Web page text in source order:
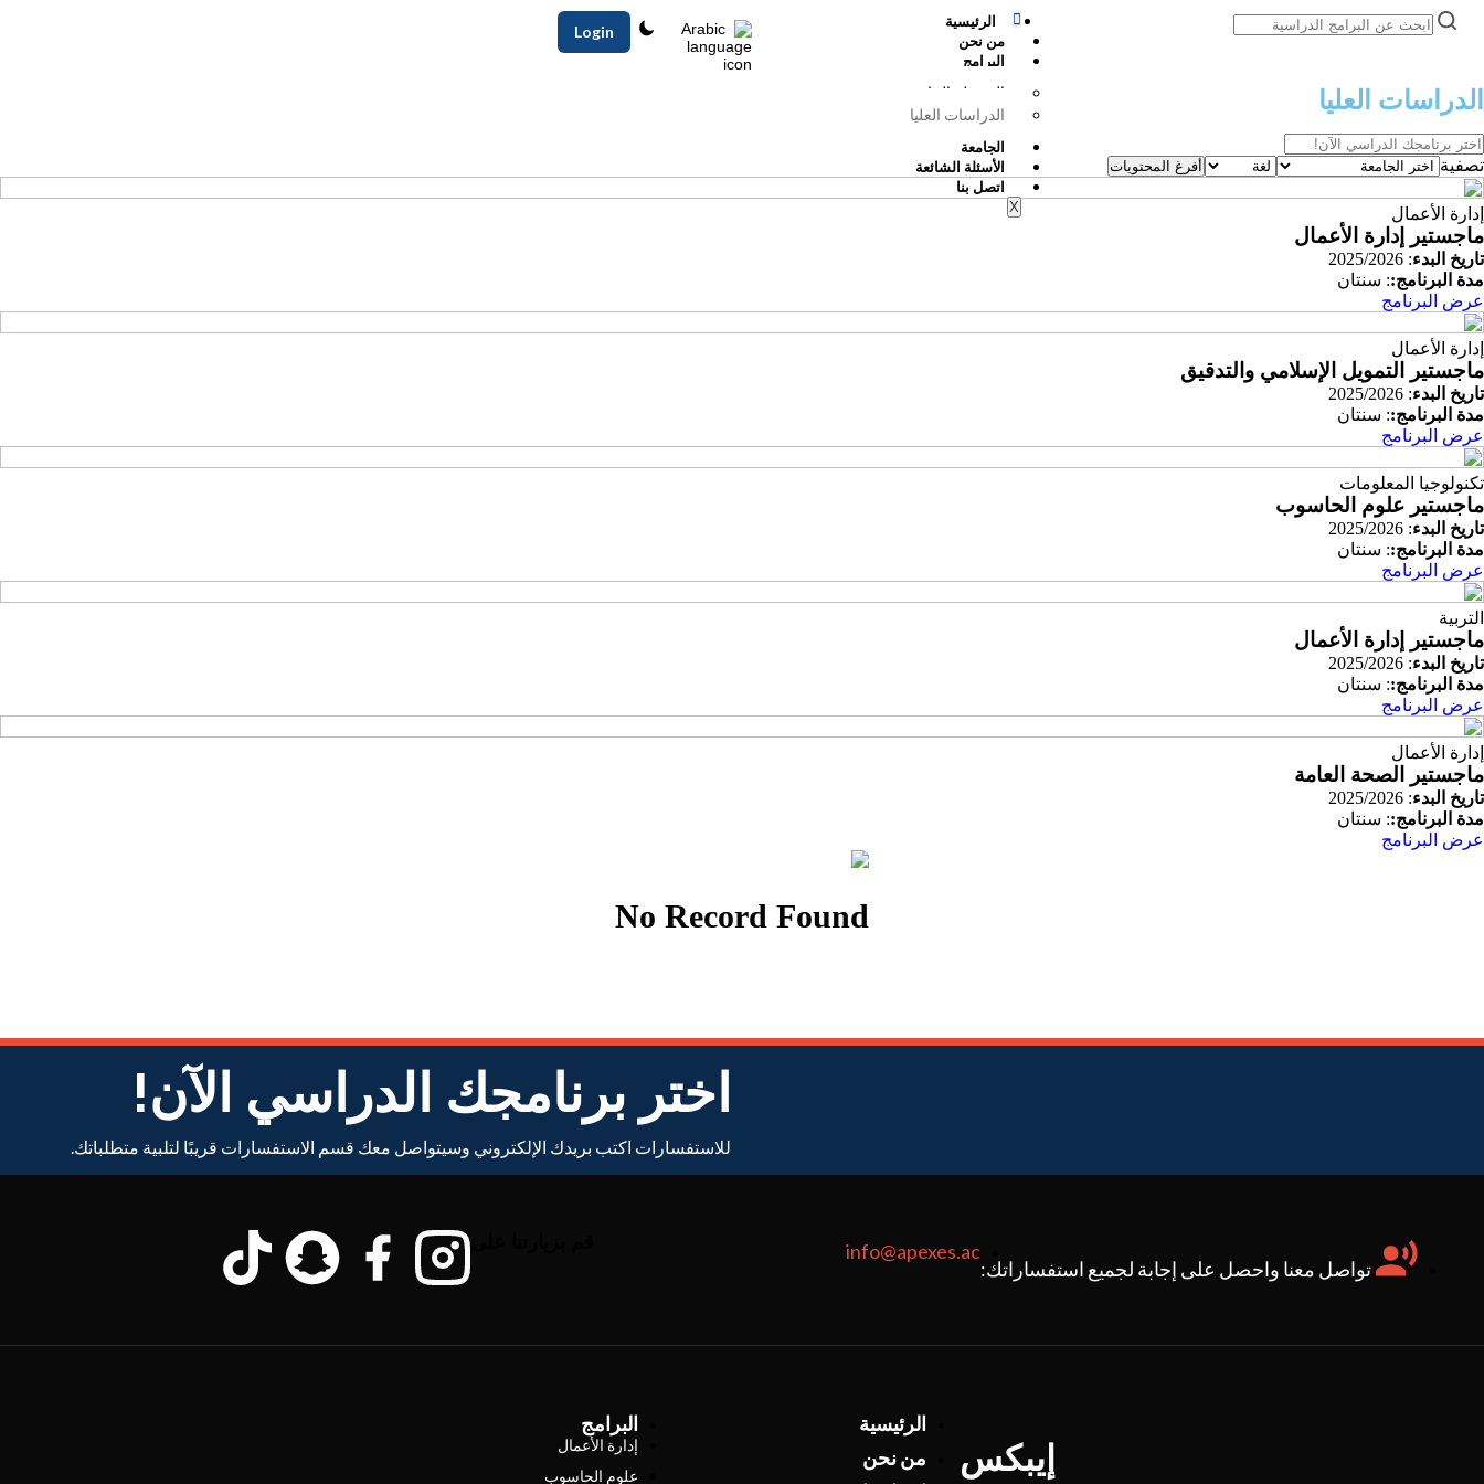
الرئيسية
من نحن
البرامج
المرحلة الجامعية
الدراسات العليا
الجامعة
الأسئلة الشائعة
اتصل بنا
X
Arabic
Login
الدراسات العليا
تصفية أفرغ المحتويات
إدارة الأعمال
ماجستير إدارة الأعمال
تاريخ البدء: 2025/2026
مدة البرنامج:: سنتان
عرض البرنامج
إدارة الأعمال
ماجستير التمويل الإسلامي والتدقيق
تاريخ البدء: 2025/2026
مدة البرنامج:: سنتان
عرض البرنامج
تكنولوجيا المعلومات
ماجستير علوم الحاسوب
تاريخ البدء: 2025/2026
مدة البرنامج:: سنتان
عرض البرنامج
التربية
ماجستير إدارة الأعمال
تاريخ البدء: 2025/2026
مدة البرنامج:: سنتان
عرض البرنامج
إدارة الأعمال
ماجستير الصحة العامة
تاريخ البدء: 2025/2026
مدة البرنامج:: سنتان
عرض البرنامج
No Record Found
اختر برنامجك الدراسي الآن!
للاستفسارات اكتب بريدك الإلكتروني وسيتواصل معك قسم الاستفسارات قريبًا لتلبية متطلباتك.
تواصل معنا واحصل على إجابة لجميع استفساراتك:
info@apexes.ac قم بزيارتنا على
إيبكس
الرئيسية
من نحن
البرامج
إدارة الأعمال
علوم الحاسوب